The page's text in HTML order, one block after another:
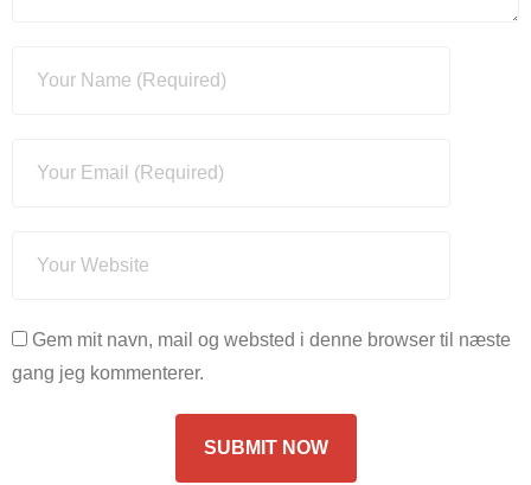
Gem mit navn, mail og websted i denne browser til næste
gang jeg kommenterer.